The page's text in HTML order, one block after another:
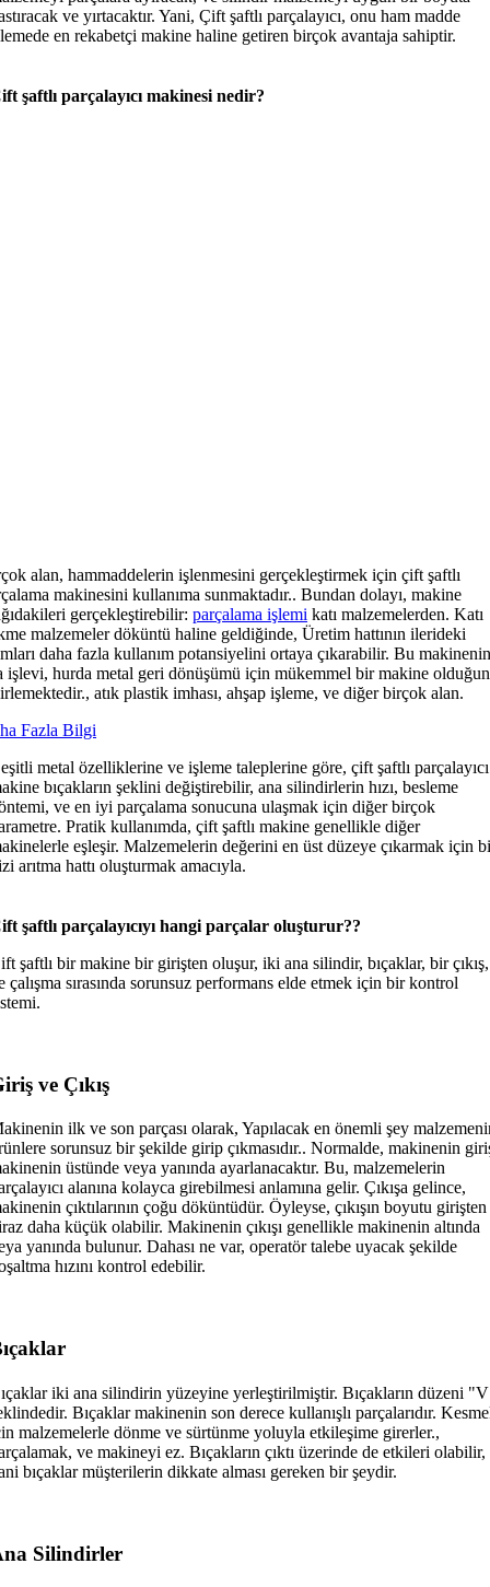
ve yırtacaktır. Yani, Çift şaftlı parçalayıcı, onu ham madde
en rekabetçi makine haline getiren birçok avantaja sahiptir.
şaftlı parçalayıcı makinesi nedir?
alan, hammaddelerin işlenmesini gerçekleştirmek için çift şaftlı
makinesini kullanıma sunmaktadır.. Bundan dolayı, makine
gerçekleştirebilir:parçalama işlemi katı malzemelerden. Katı
malzemeler döküntü haline geldiğinde, Üretim hattının ilerideki
daha fazla kullanım potansiyelini ortaya çıkarabilir. Bu
işlevi, hurda metal geri dönüşümü için mükemmel bir makine
atık plastik imhası, ahşap işleme, ve diğer birçok alan.
Fazla Bilgi
metal özelliklerine ve işleme taleplerine göre, çift ​​şaftlı parçalayıcı
bıçakların şeklini değiştirebilir, ana silindirlerin hızı, besleme
ve en iyi parçalama sonucuna ulaşmak için diğer birçok
Pratik kullanımda, çift ​​şaftlı makine genellikle diğer
eşleşir. Malzemelerin değerini en üst düzeye çıkarmak için
arıtma hattı oluşturmak amacıyla.
şaftlı parçalayıcıyı hangi parçalar oluşturur??
şaftlı bir makine bir girişten oluşur, iki ana silindir, bıçaklar, bir çıkış,
çalışma sırasında sorunsuz performans elde etmek için bir kontrol
ve Çıkış
ilk ve son parçası olarak, Yapılacak en önemli şey
sorunsuz bir şekilde girip çıkmasıdır.. Normalde, makinenin
üstünde veya yanında ayarlanacaktır. Bu, malzemelerin
alanına kolayca girebilmesi anlamına gelir. Çıkışa gelince,
çıktılarının çoğu döküntüdür. Öyleyse, çıkışın boyutu girişten
daha küçük olabilir. Makinenin çıkışı genellikle makinenin altında
yanında bulunur. Dahası ne var, operatör talebe uyacak şekilde
hızını kontrol edebilir.
iki ana silindirin yüzeyine yerleştirilmiştir. Bıçakların düzeni
Bıçaklar makinenin son derece kullanışlı parçalarıdır.
malzemelerle dönme ve sürtünme yoluyla etkileşime girerler.,
ve makineyi ez. Bıçakların çıktı üzerinde de etkileri olabilir,
bıçaklar müşterilerin dikkate alması gereken bir şeydir.
Silindirler